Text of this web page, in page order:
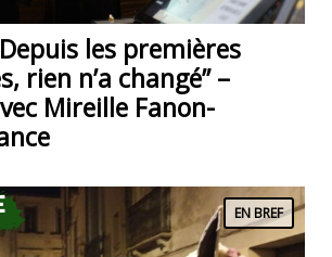
les premières
rien n’a changé” –
Mireille Fanon-
EN BREF